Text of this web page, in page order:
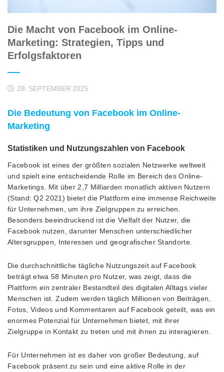
Die Macht von Facebook im Online-
Marketing: Strategien, Tipps und
Erfolgsfaktoren
28. SEPTEMBER 2025
Die Bedeutung von Facebook im Online-
Marketing
Statistiken und Nutzungszahlen von Facebook
Facebook ist eines der größten sozialen Netzwerke weltweit
und spielt eine entscheidende Rolle im Bereich des Online-
Marketings. Mit über 2,7 Milliarden monatlich aktiven Nutzern
(Stand: Q2 2021) bietet die Plattform eine immense Reichweite
für Unternehmen, um ihre Zielgruppen zu erreichen.
Besonders beeindruckend ist die Vielfalt der Nutzer, die
Facebook nutzen, darunter Menschen unterschiedlicher
Altersgruppen, Interessen und geografischer Standorte.
Die durchschnittliche tägliche Nutzungszeit auf Facebook
beträgt etwa 58 Minuten pro Nutzer, was zeigt, dass die
Plattform ein zentraler Bestandteil des digitalen Alltags vieler
Menschen ist. Zudem werden täglich Millionen von Beiträgen,
Fotos, Videos und Kommentaren auf Facebook geteilt, was ein
enormes Potenzial für Unternehmen bietet, mit ihrer
Zielgruppe in Kontakt zu treten und mit ihnen zu interagieren.
Für Unternehmen ist es daher von großer Bedeutung, auf
Facebook präsent zu sein und eine aktive Rolle in der